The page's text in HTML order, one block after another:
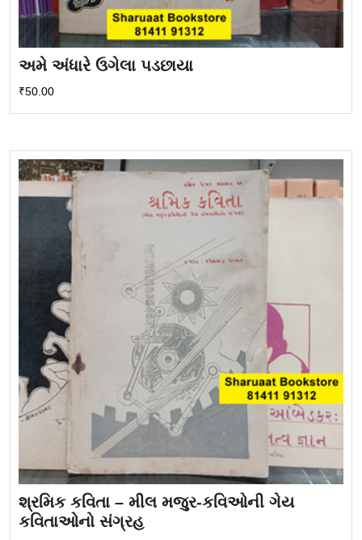
અમે અંધારે ઉગેલા પડછાયા
₹50.00
શ્રમિક કવિતા – મીલ મજુર-કવિઓની ગેય
કવિતાઓનો સંગ્રહ